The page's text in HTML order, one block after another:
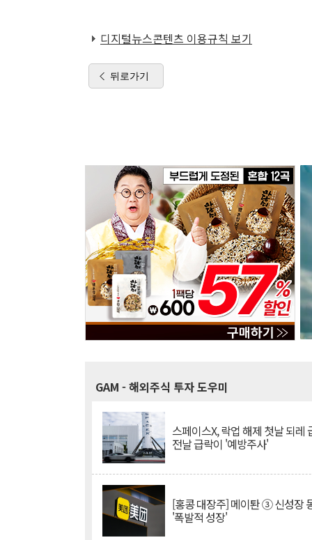
디지털뉴스콘텐츠 이용규칙 보기
뒤로가기
GAM - 해외주식 투자 도우미
스페이스X, 락업 해제 첫날 되레
전날 급락이 '예방주사'
[홍콩 대장주] 메이퇀 ③ 신성장
'폭발적 성장'